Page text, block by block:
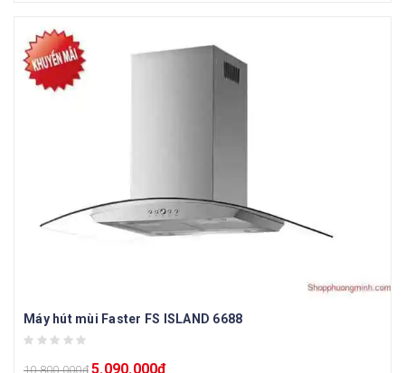
Máy hút mùi Faster FS ISLAND 6688
10.800.000₫ 5.090.000₫